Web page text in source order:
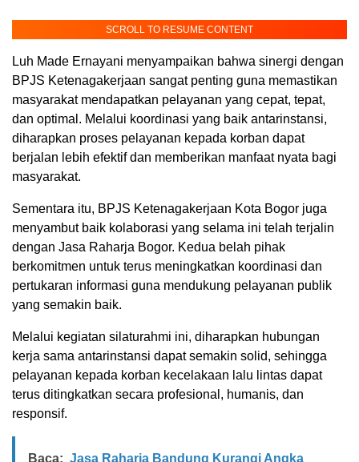
SCROLL TO RESUME CONTENT
Luh Made Ernayani menyampaikan bahwa sinergi dengan
BPJS Ketenagakerjaan sangat penting guna memastikan
masyarakat mendapatkan pelayanan yang cepat, tepat,
dan optimal. Melalui koordinasi yang baik antarinstansi,
diharapkan proses pelayanan kepada korban dapat
berjalan lebih efektif dan memberikan manfaat nyata bagi
masyarakat.
Sementara itu, BPJS Ketenagakerjaan Kota Bogor juga
menyambut baik kolaborasi yang selama ini telah terjalin
dengan Jasa Raharja Bogor. Kedua belah pihak
berkomitmen untuk terus meningkatkan koordinasi dan
pertukaran informasi guna mendukung pelayanan publik
yang semakin baik.
Melalui kegiatan silaturahmi ini, diharapkan hubungan
kerja sama antarinstansi dapat semakin solid, sehingga
pelayanan kepada korban kecelakaan lalu lintas dapat
terus ditingkatkan secara profesional, humanis, dan
responsif.
Baca: Jasa Raharja Bandung Kurangi Angka